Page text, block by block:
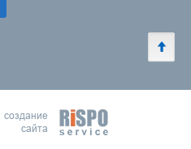
создание
сайта